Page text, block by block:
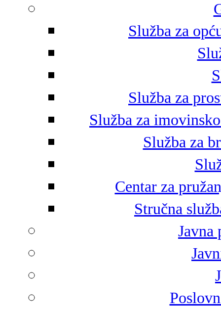
Služba za
Služba za
Služba za
Služba za
Centar za
Stručna
Javna